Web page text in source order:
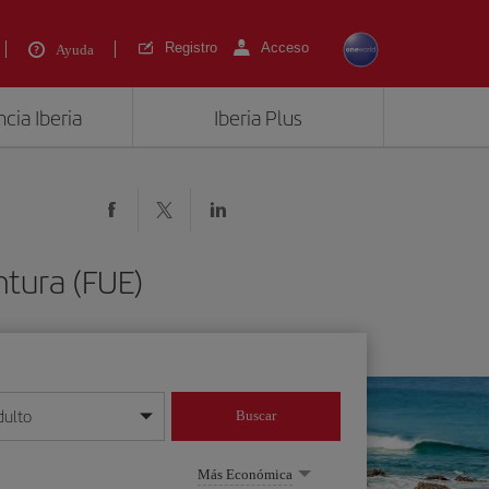
Ayuda Registro Acceso
Iberia Iberia Plus
(FUE)
mes/año
Buscar
Más Económica